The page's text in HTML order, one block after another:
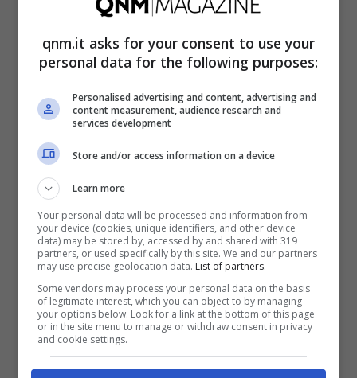
che usa i soldi per sé rischia grosso
reato di appropriazione indebita punibile con
la reclusione fino a 5 anni e con una
sanzione da 3.000 euro (articolo 646 del
Codice Penale). La Corte Costituzionale ha
condannato un padre dopo aver appurato
che questo aveva speso i soldi dell’AUU per
pagare le bollette o andare a cena fuori e
non per il bene dei figli.
qnm.it asks for your consent to use your
personal data for the following purposes:
Personalised advertising and content, advertising and
content measurement, audience research and
services development
Store and/or access information on a device
Learn more
Your personal data will be processed and information from
your device (cookies, unique identifiers, and other device
data) may be stored by, accessed by and shared with 319
partners, or used specifically by this site. We and our partners
may use precise geolocation data. List of partners.
Some vendors may process your personal data on the basis
of legitimate interest, which you can object to by managing
your options below. Look for a link at the bottom of this page
or in the site menu to manage or withdraw consent in privacy
and cookie settings.